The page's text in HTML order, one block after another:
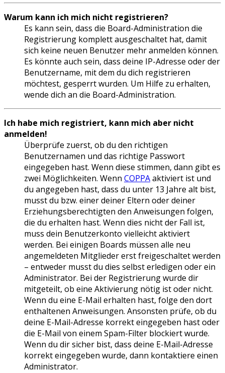
Warum kann ich mich nicht registrieren?
Es kann sein, dass die Board-Administration die
Registrierung komplett ausgeschaltet hat, damit
sich keine neuen Benutzer mehr anmelden können.
Es könnte auch sein, dass deine IP-Adresse oder der
Benutzername, mit dem du dich registrieren
möchtest, gesperrt wurden. Um Hilfe zu erhalten,
wende dich an die Board-Administration.
Ich habe mich registriert, kann mich aber nicht
anmelden!
Überprüfe zuerst, ob du den richtigen
Benutzernamen und das richtige Passwort
eingegeben hast. Wenn diese stimmen, dann gibt es
zwei Möglichkeiten. Wenn COPPAaktiviert ist und
du angegeben hast, dass du unter 13 Jahre alt bist,
musst du bzw. einer deiner Eltern oder deiner
Erziehungsberechtigten den Anweisungen folgen,
die du erhalten hast. Wenn dies nicht der Fall ist,
muss dein Benutzerkonto vielleicht aktiviert
werden. Bei einigen Boards müssen alle neu
angemeldeten Mitglieder erst freigeschaltet werden
– entweder musst du dies selbst erledigen oder ein
Administrator. Bei der Registrierung wurde dir
mitgeteilt, ob eine Aktivierung nötig ist oder nicht.
Wenn du eine E-Mail erhalten hast, folge den dort
enthaltenen Anweisungen. Ansonsten prüfe, ob du
deine E-Mail-Adresse korrekt eingegeben hast oder
die E-Mail von einem Spam-Filter blockiert wurde.
Wenn du dir sicher bist, dass deine E-Mail-Adresse
korrekt eingegeben wurde, dann kontaktiere einen
Administrator.